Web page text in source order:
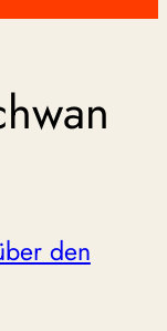
den